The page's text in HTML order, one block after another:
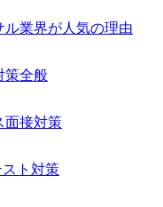
ル業界が人気の理由
策全般
面接対策
スト対策